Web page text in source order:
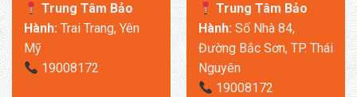
Vòng eo: Hỗ trợ chuẩn xác, giảm đau lưng khi ngồi lâu.
Hông: Bao bọc mềm mại, tạo sự thoải mái tối đa.
Chân : Được nâng đỡ linh hoạt, phù hợp với mọi chiều dài chân.
Trung Tâm Bảo
Hành:Trai Trang, Yên
Mỹ
19008172
Trung Tâm Bảo
Hành:Số Nhà 84,
Đường Bắc Sơn, TP. Thái
Nguyên
19008172